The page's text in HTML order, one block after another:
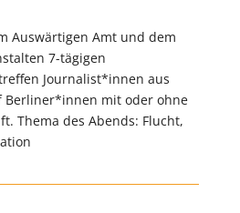
Auswärtigen Amt und dem
7-tägigen
Journalist*innen aus
Berliner*innen mit oder ohne
Thema des Abends: Flucht,